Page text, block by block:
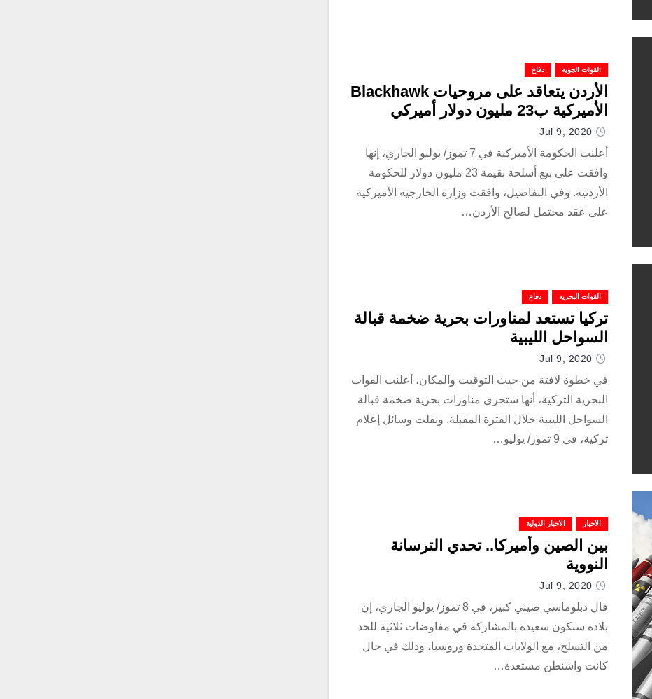
القوات الجوية دفاع
الأردن يتعاقد على مروحيات Blackhawk
الأميركية ب23 مليون دولار أميركي
Jul 9, 2020
أعلنت الحكومة الأميركية في 7 تموز/ يوليو الجاري، إنها
وافقت على بيع أسلحة بقيمة 23 مليون دولار للحكومة
الأردنية. وفي التفاصيل، وافقت وزارة الخارجية الأميركية
على عقد محتمل لصالح الأردن…
القوات البحرية دفاع
تركيا تستعد لمناورات بحرية ضخمة قبالة
السواحل الليبية
Jul 9, 2020
في خطوة لافتة من حيث التوقيت والمكان، أعلنت القوات
البحرية التركية، أنها ستجري مناورات بحرية ضخمة قبالة
السواحل الليبية خلال الفترة المقبلة. ونقلت وسائل إعلام
تركية، في 9 تموز/ يوليو…
الأخبار الأخبار الدولية
بين الصين وأميركا.. تحدي الترسانة
النووية
Jul 9, 2020
قال دبلوماسي صيني كبير، في 8 تموز/ يوليو الجاري، إن
بلاده ستكون سعيدة بالمشاركة في مفاوضات ثلاثية للحد
من التسلح، مع الولايات المتحدة وروسيا، وذلك في حال
كانت واشنطن مستعدة…